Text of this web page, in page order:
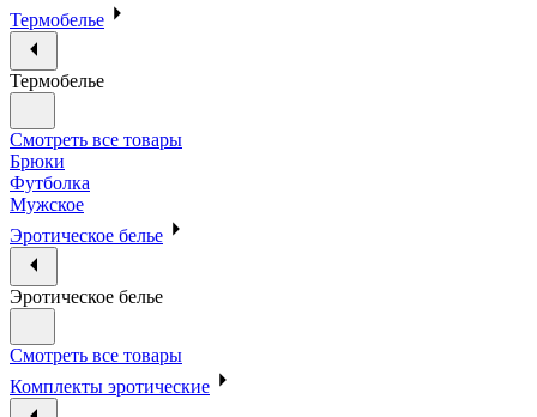
Термобелье
Термобелье
Смотреть все товары
Брюки
Футболка
Мужское
Эротическое белье
Эротическое белье
Смотреть все товары
Комплекты эротические